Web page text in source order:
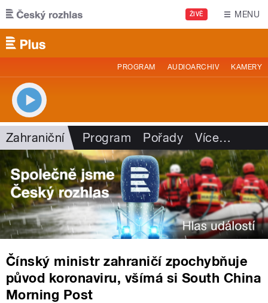
Přejít k hlavnímu obsahu
ŽIVĚ MENU
PROGRAM AUDIOARCHIV KAMERY
Zahraniční Program Pořady Více…
Čínský ministr zahraničí zpochybňuje
původ koronaviru, všímá si South China
Morning Post